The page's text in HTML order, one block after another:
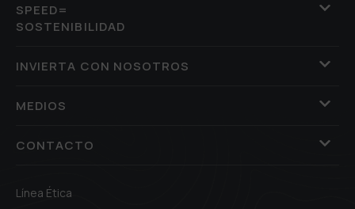
SPEED=
SOSTENIBILIDAD
INVIERTA CON NOSOTROS
MEDIOS
CONTACTO
Línea Ética